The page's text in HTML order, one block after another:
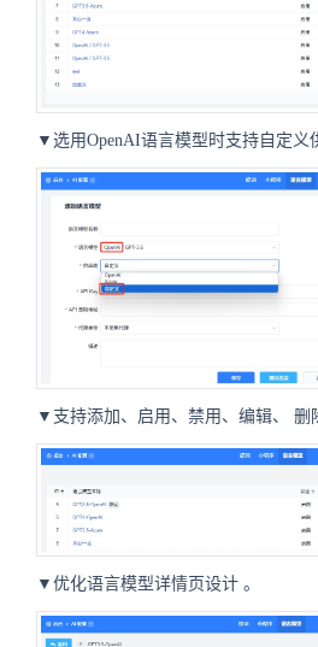
▼选用OpenAI语言模型时支持自定义
▼支持添加、启用、禁用、编辑、 删
▼优化语言模型详情页设计 。